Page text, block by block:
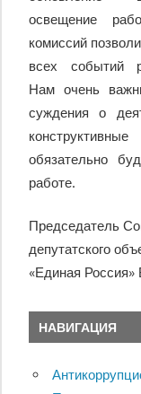
освещение
комиссий
всех событий
Нам очень
суждения о
обязательно
работе.
Председатель
депутатского
«Единая
НАВИГАЦИЯ